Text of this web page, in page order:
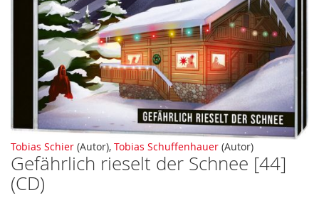
Tobias Schier (Autor), Tobias Schuffenhauer (Autor)
Gefährlich rieselt der Schnee [44]
(CD)
Zum
Anfang
der
Bildergalerie